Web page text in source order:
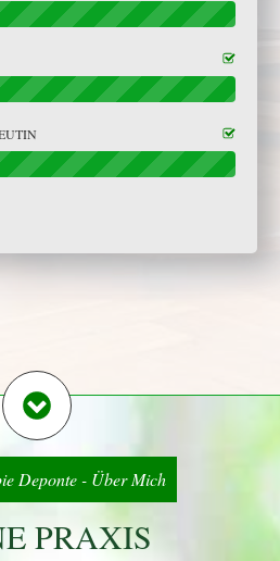
Deponte - Über Mich
PRAXIS